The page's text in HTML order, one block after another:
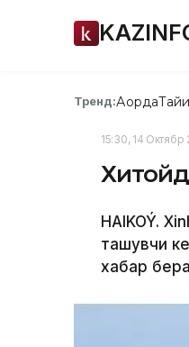
Тренд:Ақорда
15:30, 14 Октябр
HAIKOÝ.
ташувчи
хабар